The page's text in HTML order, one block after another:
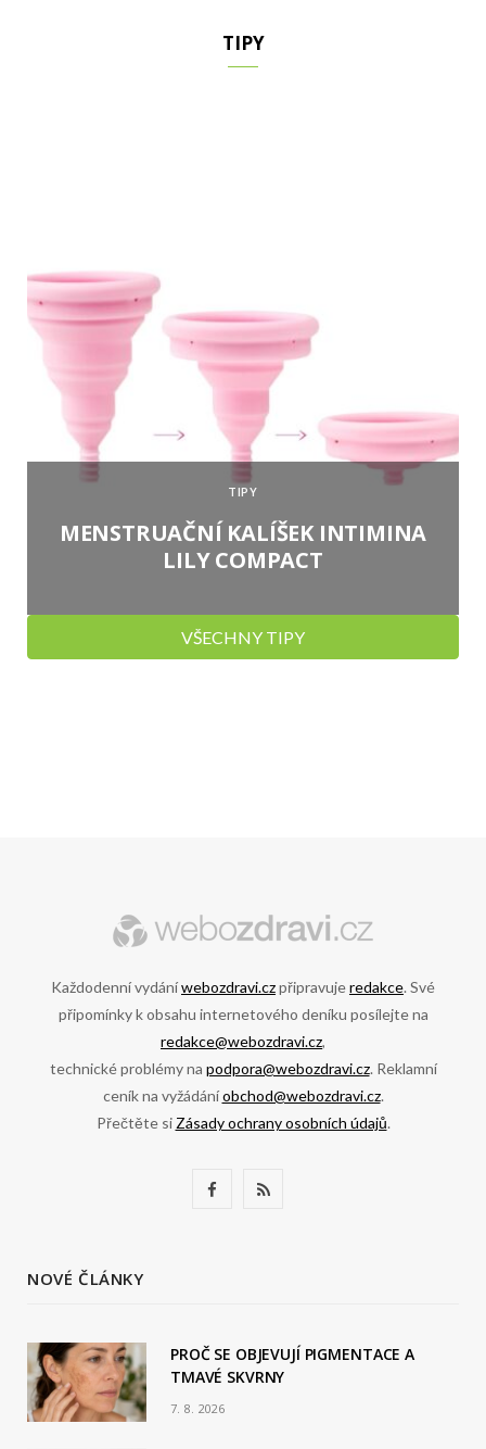
TIPY
TIPY
MENSTRUAČNÍ KALÍŠEK INTIMINA
LILY COMPACT
VŠECHNY TIPY
Každodenní vydáníwebozdravi.czpřipravujeredakce. Své
připomínky k obsahu internetového deníku posílejte na
redakce@webozdravi.cz,
technické problémy na podpora@webozdravi.cz. Reklamní
ceník na vyžádáníobchod@webozdravi.cz.
Přečtěte si Zásady ochrany osobních údajů.
b
o
R
NOVÉ ČLÁNKY
PROČ SE OBJEVUJÍ PIGMENTACE A
TMAVÉ SKVRNY
7. 8. 2026